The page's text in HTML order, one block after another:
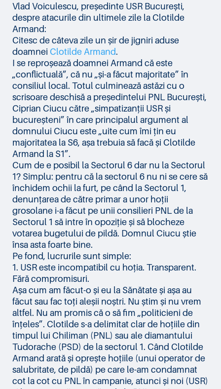
Vlad Voiculescu, președinte USR București,
despre atacurile din ultimele zile la Clotilde
Armand:
Citesc de câteva zile un șir de jigniri aduse
doamnei Clotilde Armand.
I se reproșează doamnei Armand că este
„conflictuală”, că nu „și-a făcut majoritate” în
consiliul local. Totul culminează astăzi cu o
scrisoare deschisă a președintelui PNL București,
Ciprian Ciucu către „simpatizanții USR și
bucureșteni” în care principalul argument al
domnului Ciucu este „uite cum îmi țin eu
majoritatea la S6, așa trebuia să facă și Clotilde
Armand la S1”.
Cum de e posibil la Sectorul 6 dar nu la Sectorul
1? Simplu: pentru că la sectorul 6 nu ni se cere să
închidem ochii la furt, pe când la Sectorul 1,
denunțarea de către primar a unor hoții
grosolane i-a făcut pe unii consilieri PNL de la
Sectorul 1 să intre în opoziție și să blocheze
votarea bugetului de pildă. Domnul Ciucu știe
însa asta foarte bine.
Pe fond, lucrurile sunt simple:
1. USR este incompatibil cu hoția. Transparent.
Fără compromisuri.
Așa cum am făcut-o și eu la Sănătate și așa au
făcut sau fac toți aleșii noștri. Nu știm și nu vrem
altfel. Nu am promis că o să fim „politicieni de
înțeles”. Clotilde s-a delimitat clar de hoțiile din
timpul lui Chiliman (PNL) sau ale diamantului
Tudorache (PSD) de la sectorul 1. Când Clotilde
Armand arată și oprește hoțiile (unui operator de
salubritate, de pildă) pe care le-am condamnat
cot la cot cu PNL în campanie, atunci și noi (USR)